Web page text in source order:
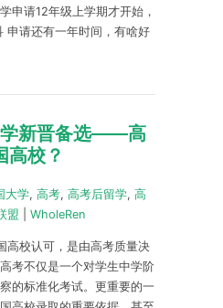
申请12年级上学期才开始，
申请还有一年时间，有啥好
学新晋备选——高
高校？
大学, 高考, 高考后留学, 高
盟 WholeRen
高校认可，是由高考质量决
考不仅是一个对学生中学阶
的标准化考试。更重要的一